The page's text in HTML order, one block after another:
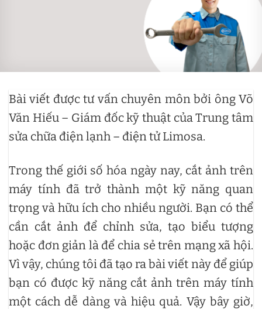
Bài viết được tư vấn chuyên môn bởi ông Võ
Văn Hiếu – Giám đốc kỹ thuật của Trung tâm
sửa chữa điện lạnh – điện tử Limosa.
Trong thế giới số hóa ngày nay, cắt ảnh trên
máy tính đã trở thành một kỹ năng quan
trọng và hữu ích cho nhiều người. Bạn có thể
cần cắt ảnh để chỉnh sửa, tạo biểu tượng
hoặc đơn giản là để chia sẻ trên mạng xã hội.
Vì vậy, chúng tôi đã tạo ra bài viết này để giúp
bạn có được kỹ năng cắt ảnh trên máy tính
một cách dễ dàng và hiệu quả. Vậy bây giờ,